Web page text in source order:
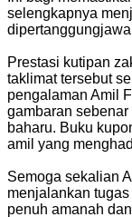
selengkapnya
Prestasi kutipan
taklimat tersebut
pengalaman Amil
gambaran
baharu. Buku
amil yang
Semoga sekalian
menjalankan
penuh amanah